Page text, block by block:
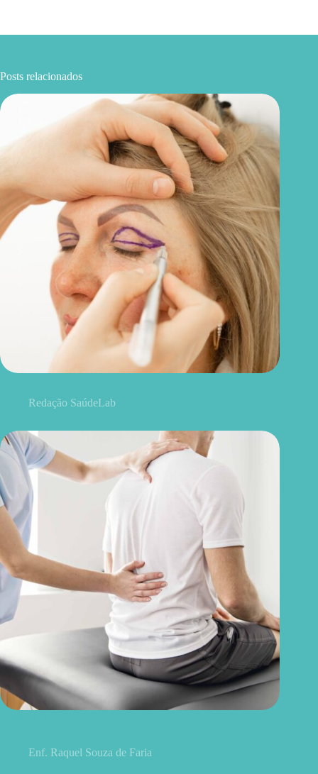
Posts relacionados
Redação SaúdeLab
Enf. Raquel Souza de Faria